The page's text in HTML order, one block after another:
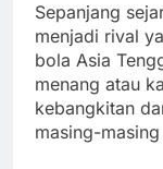
Sepanjang
menjadi rival
bola Asia
menang atau
kebangkitan
masing-